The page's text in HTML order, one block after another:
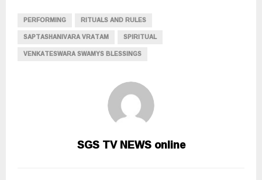
PERFORMING
RITUALS AND RULES
SAPTASHANIVARA VRATAM
SPIRITUAL
VENKATESWARA SWAMYS BLESSINGS
SGS TV NEWS online